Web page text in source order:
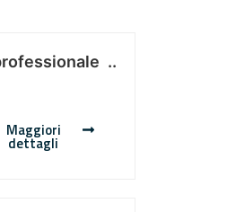
..
Maggiori
dettagli